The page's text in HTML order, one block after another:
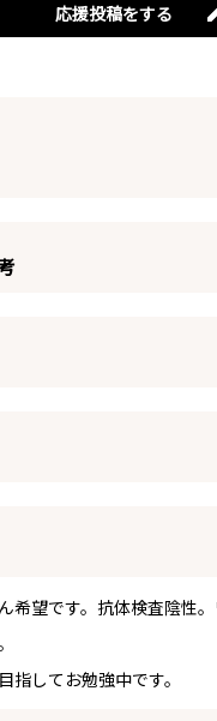
応援投稿をする
希望です。抗体検査陰性
指してお勉強中です。